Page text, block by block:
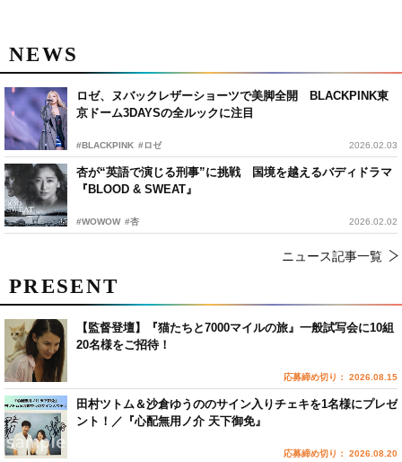
NEWS
ロゼ、ヌバックレザーショーツで美脚全開 BLACKPINK東
京ドーム3DAYSの全ルックに注目
#BLACKPINK #ロゼ 2026.02.03
杏が“英語で演じる刑事”に挑戦 国境を越えるバディドラマ
『BLOOD & SWEAT』
#WOWOW #杏 2026.02.02
ニュース記事一覧
PRESENT
【監督登壇】『猫たちと7000マイルの旅』一般試写会に10組
20名様をご招待！
応募締め切り： 2026.08.15
田村ツトム＆沙倉ゆうののサイン入りチェキを1名様にプレゼ
ント！／『心配無用ノ介 天下御免』
応募締め切り： 2026.08.20